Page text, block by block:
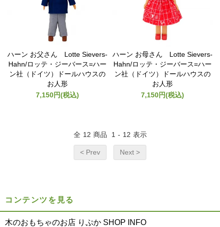
ハーン お父さん Lotte Sievers-
Hahn/ロッテ・ジーバース=ハー
ン社（ドイツ）ドールハウスの
お人形
7,150円(税込)
ハーン お母さん Lotte Sievers-
Hahn/ロッテ・ジーバース=ハー
ン社（ドイツ）ドールハウスの
お人形
7,150円(税込)
全 12 商品 1 - 12 表示
< Prev Next >
コンテンツを見る
木のおもちゃのお店 りぷか SHOP INFO